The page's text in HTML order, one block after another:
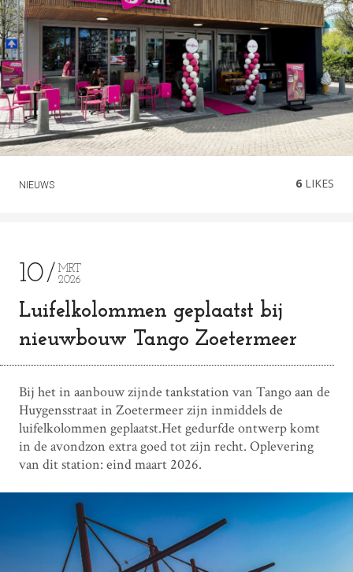
NIEUWS 6 LIKES
10
MRT
2026
Luifelkolommen geplaatst bij
nieuwbouw Tango Zoetermeer
Bij het in aanbouw zijnde tankstation van Tango aan de
Huygensstraat in Zoetermeer zijn inmiddels de
luifelkolommen geplaatst.Het gedurfde ontwerp komt
in de avondzon extra goed tot zijn recht. Oplevering
van dit station: eind maart 2026.